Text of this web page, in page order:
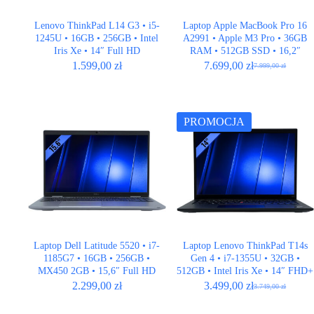
Lenovo ThinkPad L14 G3 • i5-
1245U • 16GB • 256GB • Intel
Iris Xe • 14″ Full HD
1.599,00 zł
Laptop Apple MacBook Pro 16
A2991 • Apple M3 Pro • 36GB
RAM • 512GB SSD • 16,2″
Retina • Space Black • ANSI
7.999,00zł
Pierwotna
7.699,00zł
Aktualna
Laptop Dell Latitude 5520 • i7-
1185G7 • 16GB • 256GB •
MX450 2GB • 15,6″ Full HD
2.299,00 zł
PROMOCJA
Laptop Lenovo ThinkPad T14s
Gen 4 • i7-1355U • 32GB •
512GB • Intel Iris Xe • 14″ FHD+
• LTE3.749,00zł
Pierwotna
3.499,00zł
Aktualna